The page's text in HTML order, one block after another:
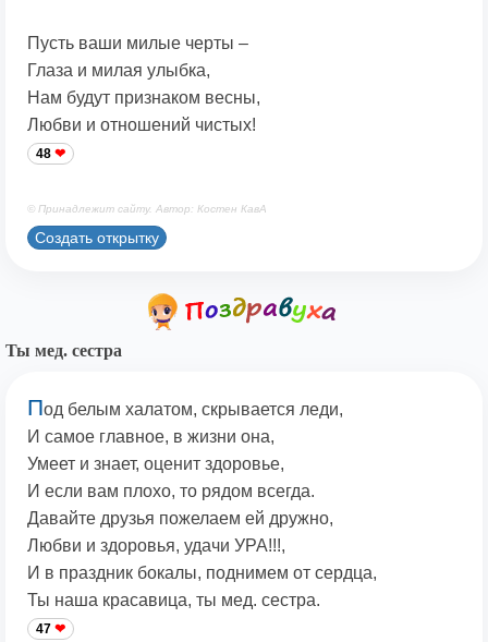
Пусть ваши милые черты –
Глаза и милая улыбка,
Нам будут признаком весны,
Любви и отношений чистых!
48
© Принадлежит сайту. Автор: Костен КавА
Создать открытку
Ты мед. сестра
Под белым халатом, скрывается леди,
И самое главное, в жизни она,
Умеет и знает, оценит здоровье,
И если вам плохо, то рядом всегда.
Давайте друзья пожелаем ей дружно,
Любви и здоровья, удачи УРА!!!,
И в праздник бокалы, поднимем от сердца,
Ты наша красавица, ты мед. сестра.
47